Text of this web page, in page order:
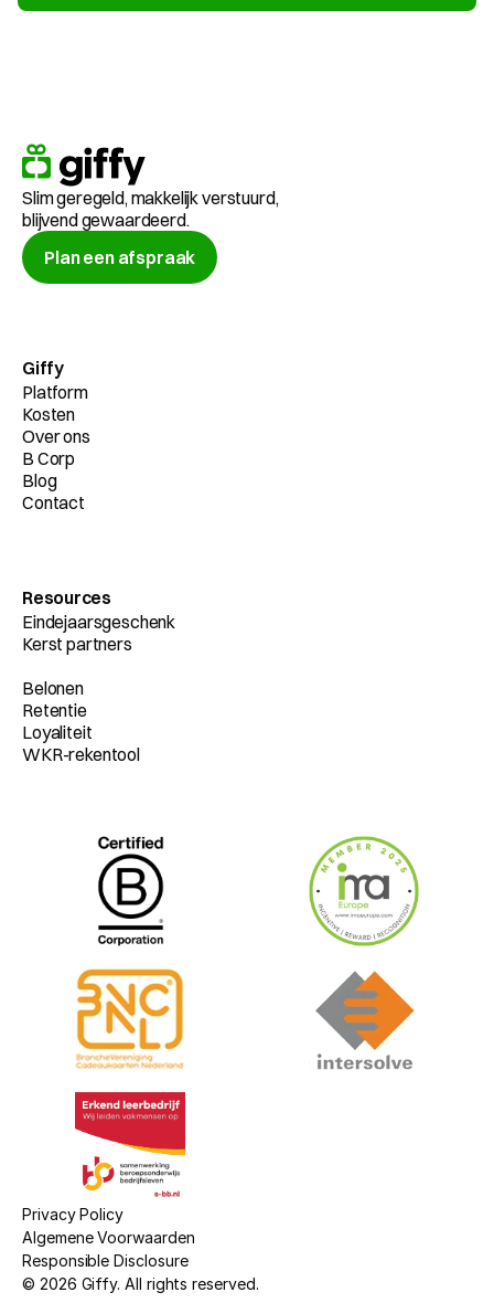
Slim geregeld, makkelijk verstuurd,
blijvend gewaardeerd.
Plan een afspraak
Giffy
Platform
Kosten
Over ons
B Corp
Blog
Contact
Resources
Eindejaarsgeschenk
Kerst partners
Belonen
Retentie
Loyaliteit
WKR-rekentool
© 2026 Giffy. All rights reserved.
Privacy Policy
Algemene Voorwaarden
Responsible Disclosure